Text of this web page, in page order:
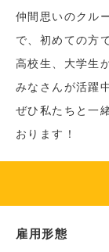
仲間思いのクル
で、初めての方
高校生、大学生
みなさんが活躍
ぜひ私たちと一
おります！
雇用形態